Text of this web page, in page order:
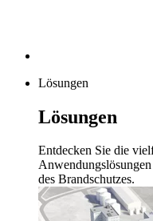
Lösungen
Lösungen
Entdecken Sie die
des Brandschutzes.